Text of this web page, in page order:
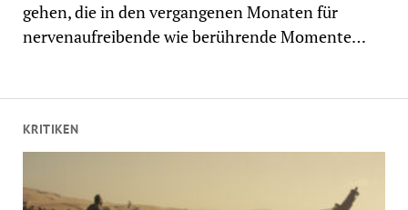
KRITIKEN
gehen, die in den vergangenen Monaten für
nervenaufreibende wie berührende Momente…